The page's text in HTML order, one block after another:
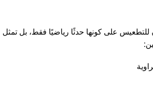
للتطعيس على كونها حدثًا رياضيًا فقط، بل تمثل